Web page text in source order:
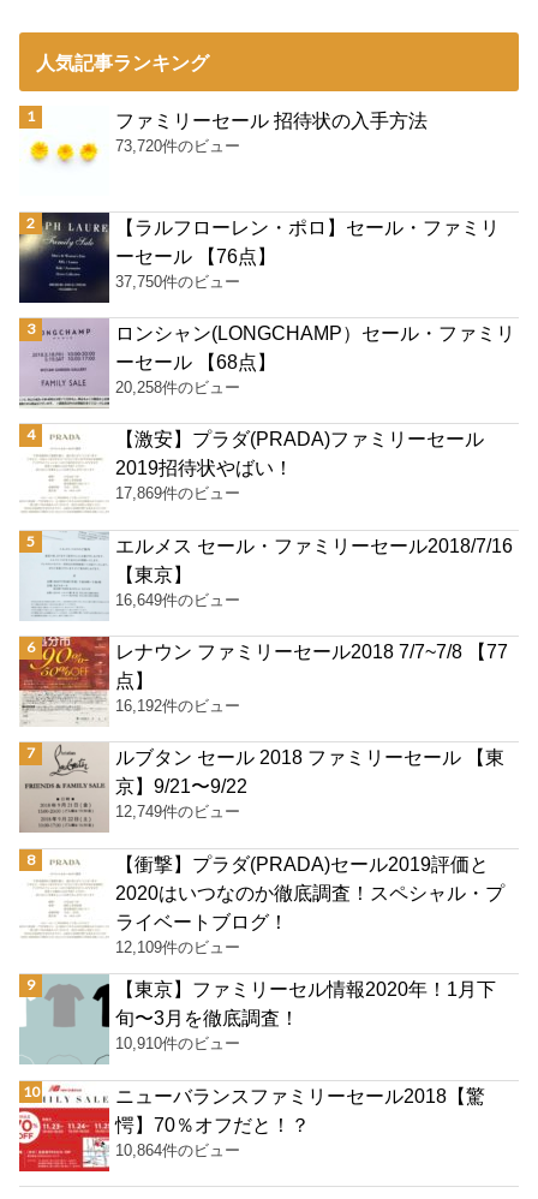
人気記事ランキング
ファミリーセール 招待状の入手方法
73,720件のビュー
【ラルフローレン・ポロ】セール・ファミリ
ーセール 【76点】
37,750件のビュー
ロンシャン(LONGCHAMP）セール・ファミリ
ーセール 【68点】
20,258件のビュー
【激安】プラダ(PRADA)ファミリーセール
2019招待状やばい！
17,869件のビュー
エルメス セール・ファミリーセール2018/7/16
【東京】
16,649件のビュー
レナウン ファミリーセール2018 7/7~7/8 【77
点】
16,192件のビュー
ルブタン セール 2018 ファミリーセール 【東
京】9/21〜9/22
12,749件のビュー
【衝撃】プラダ(PRADA)セール2019評価と
2020はいつなのか徹底調査！スペシャル・プ
ライベートブログ！
12,109件のビュー
【東京】ファミリーセル情報2020年！1月下
旬〜3月を徹底調査！
10,910件のビュー
ニューバランスファミリーセール2018【驚
愕】70％オフだと！？
10,864件のビュー